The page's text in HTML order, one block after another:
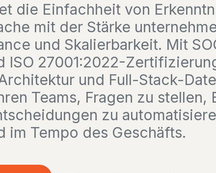
die Einfachheit von
mit der Stärke
und Skalierbarkeit. Mit
ISO 27001:2022-
und Full-Stack-
Teams, Fragen zu stellen,
zu
im Tempo des Geschäfts.